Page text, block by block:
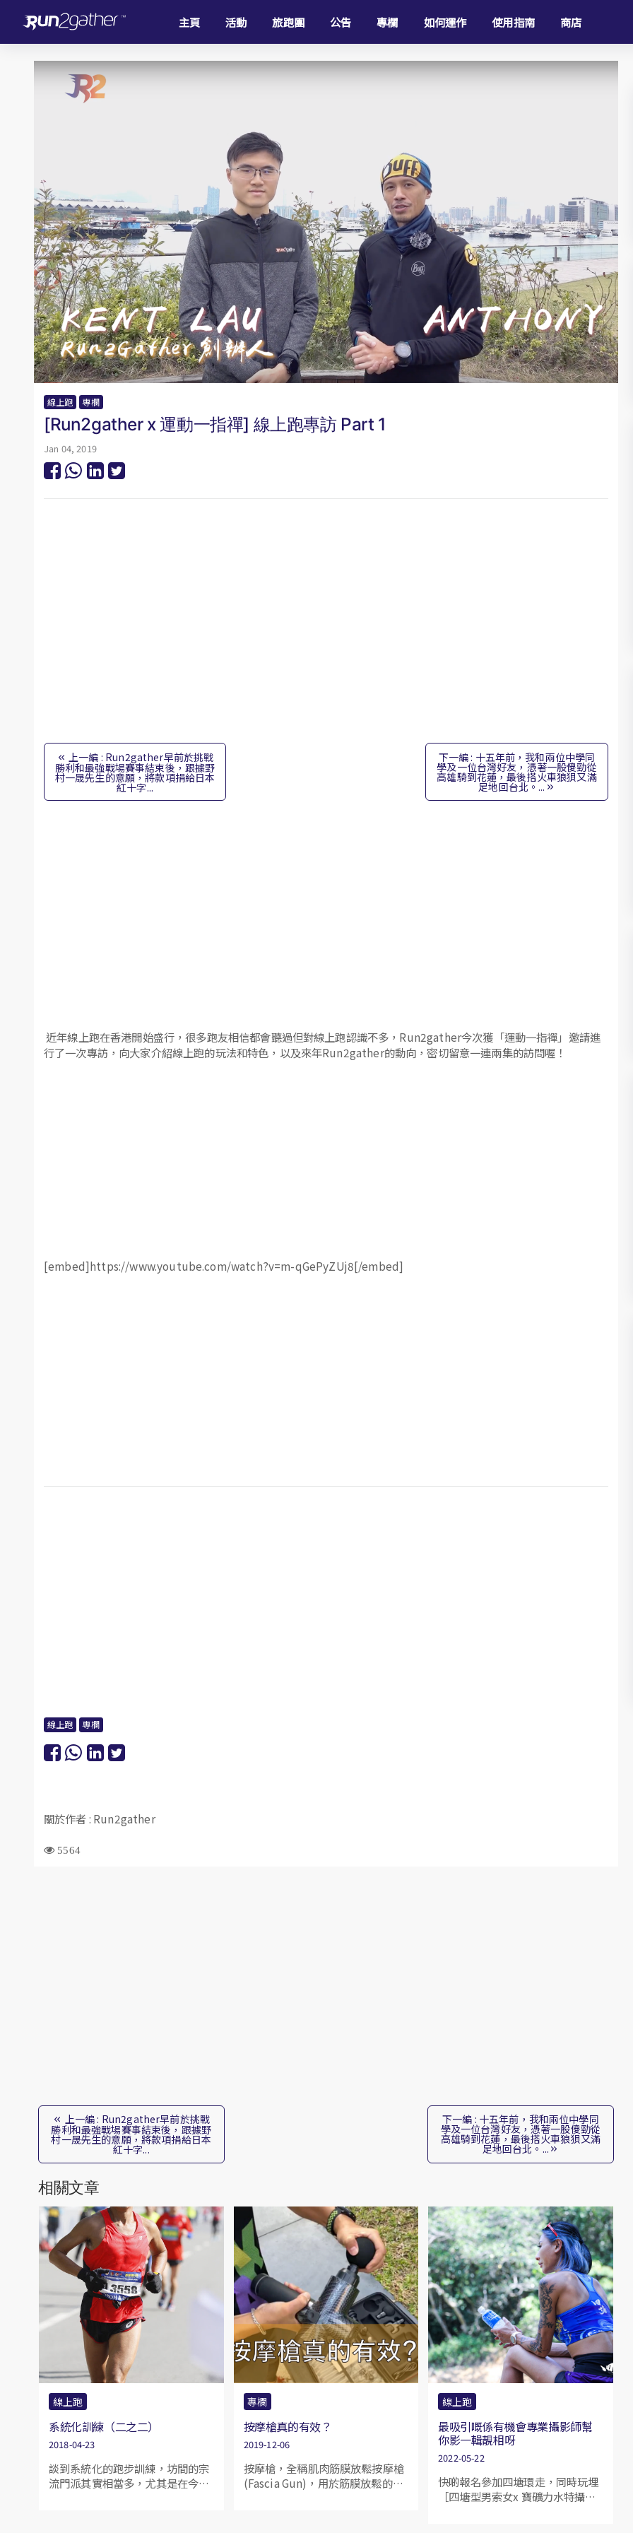
主頁 活動 旅跑團 公告 專欄 如何運作 使用指南 商店
線上跑 專欄
[Run2gather x 運動一指禪] 線上跑專訪 Part 1
Jan 04, 2019
上一編 : Run2gather早前於挑戰
勝利和最強戰場賽事結束後，跟據野
村一晟先生的意願，將款項捐給日本
紅十字...
下一編 : 十五年前，我和兩位中學同
學及一位台灣好友，憑著一股傻勁從
高雄騎到花蓮，最後搭火車狼狽又滿
足地回台北。...
近年線上跑在香港開始盛行，很多跑友相信都會聽過但對線上跑認識不多，Run2gather今次獲「運動一指禪」邀請進
行了一次專訪，向大家介紹線上跑的玩法和特色，以及來年Run2gather的動向，密切留意一連兩集的訪問喔！
[embed]https://www.youtube.com/watch?v=m-qGePyZUj8[/embed]
線上跑 專欄
關於作者 : Run2gather
5564
上一編 : Run2gather早前於挑戰
勝利和最強戰場賽事結束後，跟據野
村一晟先生的意願，將款項捐給日本
紅十字...
下一編 : 十五年前，我和兩位中學同
學及一位台灣好友，憑著一股傻勁從
高雄騎到花蓮，最後搭火車狼狽又滿
足地回台北。...
相關文章
線上跑
系統化訓練（二之二）
2018-04-23
談到系統化的跑步訓練，坊間的宗
流門派其實相當多，尤其是在今天
專欄
按摩槍真的有效？
2019-12-06
按摩槍，全稱肌肉筋膜放鬆按摩槍
(Fascia Gun)，用於筋膜放鬆的高
線上跑
最吸引嘅係有機會專業攝影師幫
你影一輯靚相呀
2022-05-22
快啲報名參加四塘環走，同時玩埋
［四塘型男索女x 寶礦力水特攝影